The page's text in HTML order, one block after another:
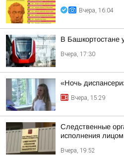
Вчера, 16:04
В Башкортостане
Вчера, 17:30
«Ночь
Вчера, 15:29
Следственные
исполнения
Вчера, 19:52